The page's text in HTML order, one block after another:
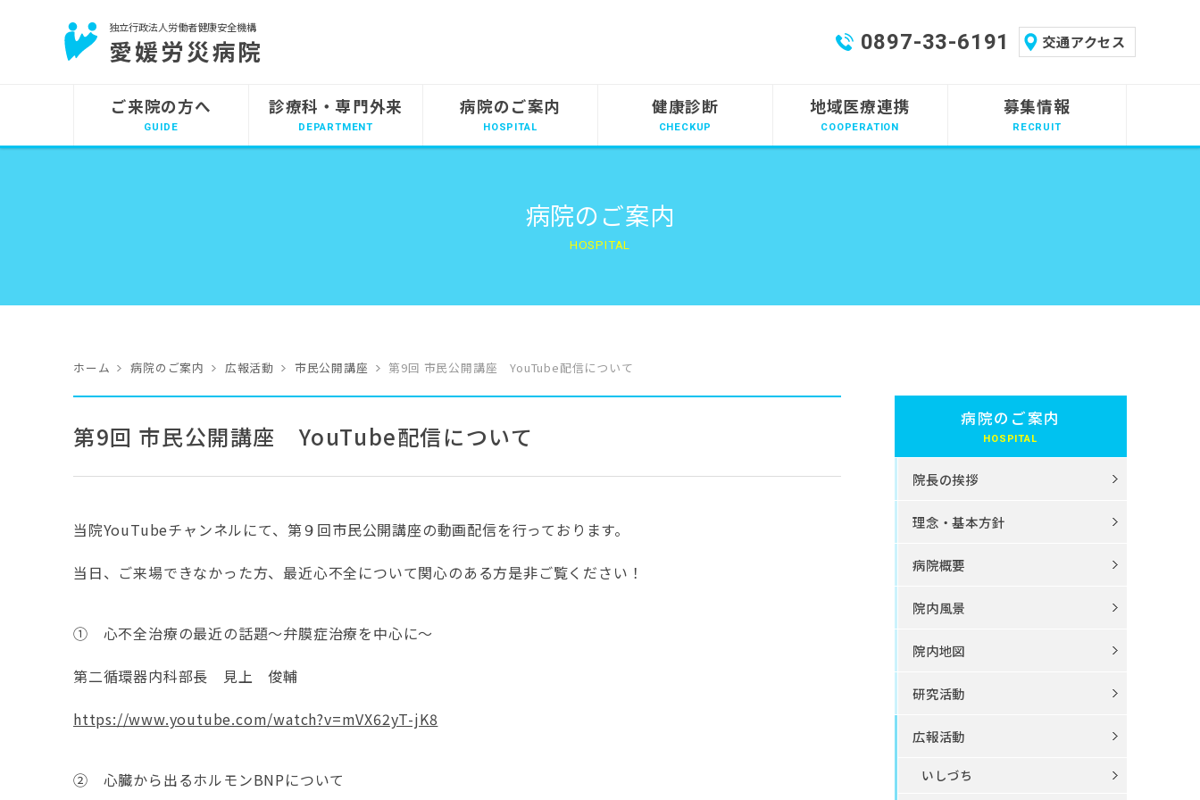
独立行政法人労働者健康安全機構
愛媛労災病院 交通アクセス
0897-33-6191
ご来院の方へ 診療科・専門外来 病院のご案内 健康診断 地域医療連携 募集情報
病院のご案内
ホーム 病院のご案内 広報活動 市民公開講座 第9回 市民公開講座 YouTube配信について
第9回 市民公開講座 YouTube配信について
当院YouTubeチャンネルにて、第９回市民公開講座の動画配信を行っております。
当日、ご来場できなかった方、最近心不全について関心のある方是非ご覧ください！
① 心不全治療の最近の話題～弁膜症治療を中心に～
第二循環器内科部長 見上 俊輔
https://www.youtube.com/watch?v=mVX62yT-jK8
② 心臓から出るホルモンBNPについて
病院のご案内
院長の挨拶
理念・基本方針
病院概要
院内風景
院内地図
研究活動
広報活動
いしづち